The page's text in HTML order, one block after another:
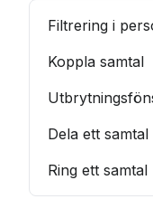
Filtrering i
Koppla samtal
Dela ett samtal
Ring ett samtal